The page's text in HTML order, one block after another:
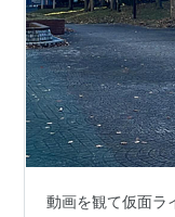
動画を観て仮面ラ